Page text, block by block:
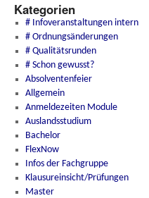
Kategorien
# Infoveranstaltungen intern
# Ordnungsänderungen
# Qualitätsrunden
# Schon gewusst?
Absolventenfeier
Allgemein
Anmeldezeiten Module
Auslandsstudium
Bachelor
FlexNow
Infos der Fachgruppe
Klausureinsicht/Prüfungen
Master